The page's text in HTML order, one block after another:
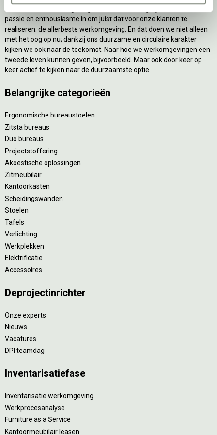
passie en enthousiasme in om juist dat voor onze klanten te
realiseren: de allerbeste werkomgeving. En dat doen we niet alleen
met het oog op nu; dankzij ons duurzame en circulaire karakter
kijken we ook naar de toekomst. Naar hoe we werkomgevingen een
tweede leven kunnen geven, bijvoorbeeld. Maar ook door keer op
keer actief te kijken naar de duurzaamste optie.
Belangrijke categorieën
Ergonomische bureaustoelen
Zitsta bureaus
Duo bureaus
Projectstoffering
Akoestische oplossingen
Zitmeubilair
Kantoorkasten
Scheidingswanden
Stoelen
Tafels
Verlichting
Werkplekken
Elektrificatie
Accessoires
Deprojectinrichter
Onze experts
Nieuws
Vacatures
DPI teamdag
Inventarisatiefase
Inventarisatie werkomgeving
Werkprocesanalyse
Furniture as a Service
Kantoormeubilair leasen